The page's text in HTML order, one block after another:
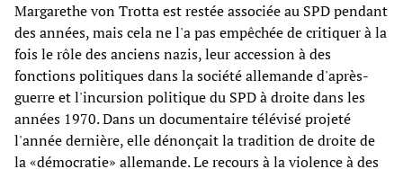
Margarethe von Trotta est restée associée au SPD pendant
des années, mais cela ne l'a pas empêchée de critiquer à la
fois le rôle des anciens nazis, leur accession à des
fonctions politiques dans la société allemande d'après-
guerre et l'incursion politique du SPD à droite dans les
années 1970. Dans un documentaire télévisé projeté
l'année dernière, elle dénonçait la tradition de droite de
la «démocratie» allemande. Le recours à la violence à des